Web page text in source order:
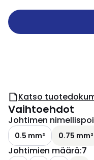
Katso
Vaihtoehdot
Johtimen
0.5 mm² 0.75 mm²
Johtimien määrä:7